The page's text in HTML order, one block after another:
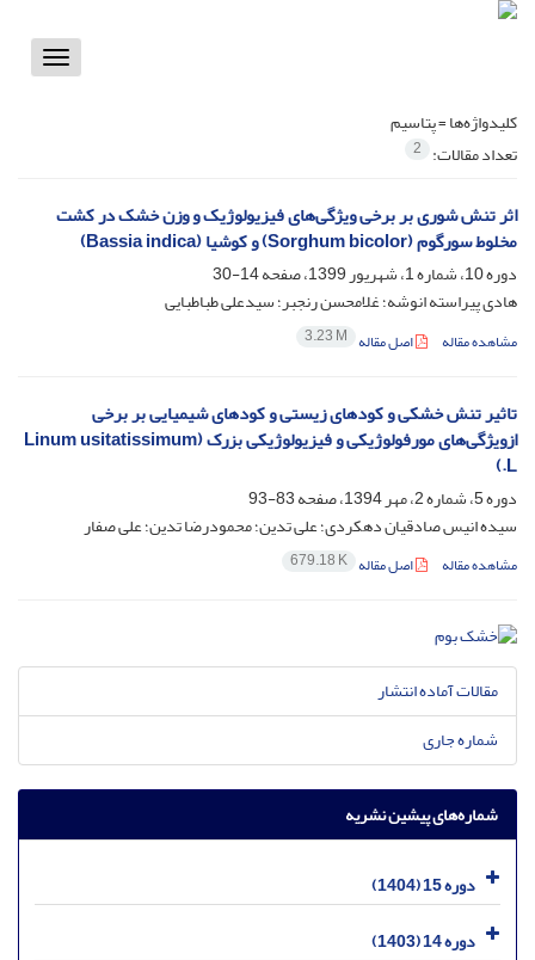
Toggle
کلیدواژه‌ها =پتاسیم
تعداد مقالات: 2
اثر تنش شوری بر برخی ویژگی‌های فیزیولوژیک و وزن خشک در کشت
مخلوط سورگوم (Sorghum bicolor) و کوشیا (Bassia indica)
دوره 10، شماره 1، شهریور 1399، صفحه
14-30
هادی پیراسته انوشه؛ غلامحسن رنجبر؛ سیدعلی طباطبایی
مشاهده مقاله اصل مقاله 3.23 M
تاثیر تنش خشکی و کودهای زیستی و کودهای شیمیایی بر برخی
ازویژگی‌های مورفولوژیکی و فیزیولوژیکی بزرک (Linum usitatissimum
L.)
دوره 5، شماره 2، مهر 1394، صفحه
83-93
سیده انیس صادقیان دهکردی؛ علی تدین؛ محمودرضا تدین؛ علی صفار
مشاهده مقاله اصل مقاله 679.18 K
مقالات آماده انتشار
شماره جاری
شماره‌های پیشین نشریه
دوره 15 (1404)
دوره 14 (1403)